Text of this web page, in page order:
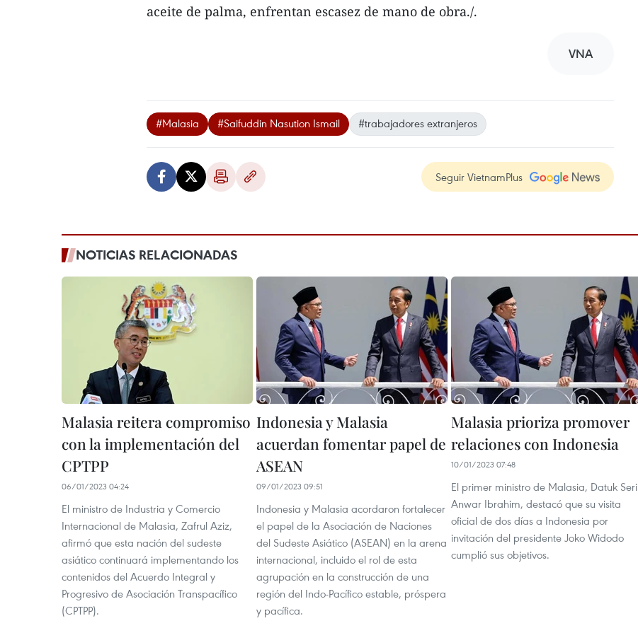
aceite de palma, enfrentan escasez de mano de obra./.
VNA
#Malasia #Saifuddin Nasution Ismail #trabajadores extranjeros
Seguir VietnamPlus
NOTICIAS RELACIONADAS
Malasia reitera compromiso
con la implementación del
CPTPP
06/01/2023 04:24
El ministro de Industria y Comercio
Internacional de Malasia, Zafrul Aziz,
afirmó que esta nación del sudeste
asiático continuará implementando los
contenidos del Acuerdo Integral y
Progresivo de Asociación Transpacífico
(CPTPP).
Indonesia y Malasia
acuerdan fomentar papel de
ASEAN
09/01/2023 09:51
Indonesia y Malasia acordaron fortalecer
el papel de la Asociación de Naciones
del Sudeste Asiático (ASEAN) en la arena
internacional, incluido el rol de esta
agrupación en la construcción de una
región del Indo-Pacífico estable, próspera
y pacífica.
Malasia prioriza promover
relaciones con Indonesia
10/01/2023 07:48
El primer ministro de Malasia, Datuk Seri
Anwar Ibrahim, destacó que su visita
oficial de dos días a Indonesia por
invitación del presidente Joko Widodo
cumplió sus objetivos.